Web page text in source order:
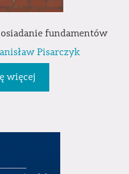
fundamentów
Pisarczyk
więcej